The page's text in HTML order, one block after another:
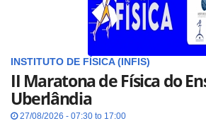
INSTITUTO DE FÍSICA (INFIS)
II Maratona de Física do
Uberlândia
27/08/2026 - 07:30 to 17:00